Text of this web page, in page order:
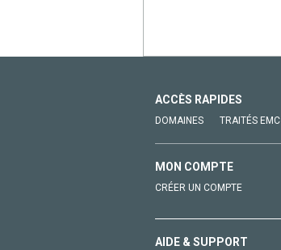
ACCÈS RAPIDES
DOMAINES TRAITÉS EMC
MON COMPTE
CRÉER UN COMPTE
AIDE & SUPPORT